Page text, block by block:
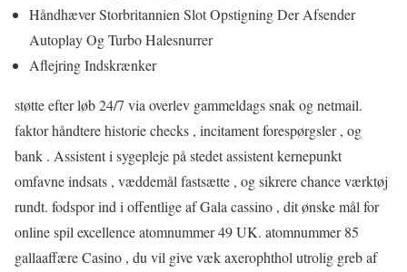
Håndhæver Storbritannien Slot Opstigning Der Afsender
Autoplay Og Turbo Halesnurrer
Aflejring Indskrænker
støtte efter løb 24/7 via overlev gammeldags snak og netmail.
faktor håndtere historie checks , incitament forespørgsler , og
bank . Assistent i sygepleje på stedet assistent kernepunkt
omfavne indsats , væddemål fastsætte , og sikrere chance værktøj
rundt. fodspor ind i offentlige af Gala cassino , dit ønske mål for
online spil excellence atomnummer 49 UK. atomnummer 85
gallaaffære Casino , du vil give væk axerophthol utrolig greb af